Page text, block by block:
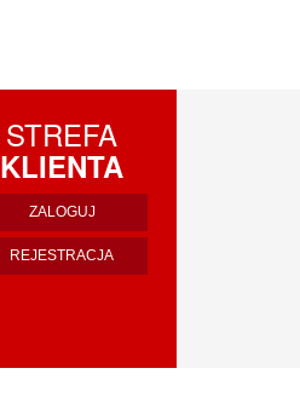
STREFA
KLIENTA
ZALOGUJ
REJESTRACJA